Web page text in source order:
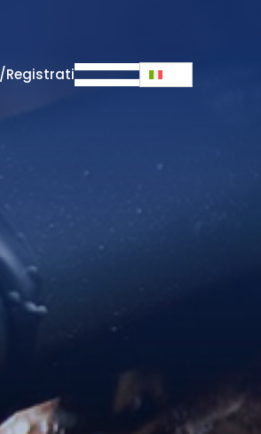
Registrati